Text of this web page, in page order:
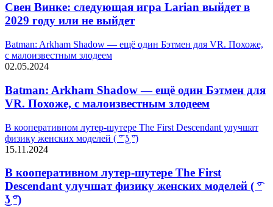
Свен Винке: следующая игра Larian выйдет в
2029 году или не выйдет
Batman: Arkham Shadow — ещё один Бэтмен для VR. Похоже,
с малоизвестным злодеем
02.05.2024
Batman: Arkham Shadow — ещё один Бэтмен для
VR. Похоже, с малоизвестным злодеем
В кооперативном лутер-шутере The First Descendant улучшат
физику женских моделей ( ͡° ͜ʖ ͡°)
15.11.2024
В кооперативном лутер-шутере The First
Descendant улучшат физику женских моделей ( ͡°
͜ʖ ͡°)